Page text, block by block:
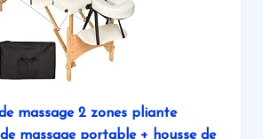
massage 2 zones pliante
massage portable + housse de